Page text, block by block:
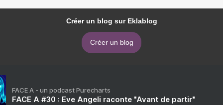
Créer un blog sur Eklablog
Créer un blog
FACE A - un podcast Purecharts
FACE A #30 : Eve Angeli raconte "Avant de partir"